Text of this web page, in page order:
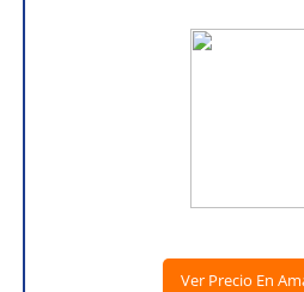
Ver Precio En